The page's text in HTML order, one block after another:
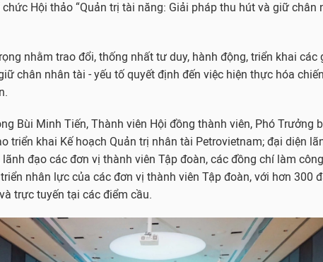
Hội thảo “Quản trị tài năng: Giải pháp thu hút và giữ chân
nhằm trao đổi, thống nhất tư duy, hành động, triển khai các
chân nhân tài - yếu tố quyết định đến việc hiện thực hóa
Bùi Minh Tiến, Thành viên Hội đồng thành viên, Phó Trưởng
triển khai Kế hoạch Quản trị nhân tài Petrovietnam; đại diện
đạo các đơn vị thành viên Tập đoàn, các đồng chí làm
nhân lực của các đơn vị thành viên Tập đoàn, với hơn 300
trực tuyến tại các điểm cầu.